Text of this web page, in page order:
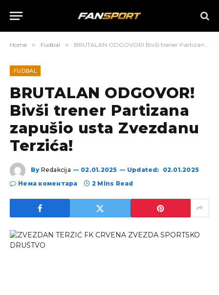
Home » Fudbal » BRUTALAN ODGOVOR! Bivši trener Partizana zapušio usta Zvezdanu Terzića!
FUDBAL
BRUTALAN ODGOVOR!
Bivši trener Partizana
zapušio usta Zvezdanu
Terzića!
By Redakcija 02.01.2025 Updated: 02.01.2025
Нема коментара
2 Mins Read